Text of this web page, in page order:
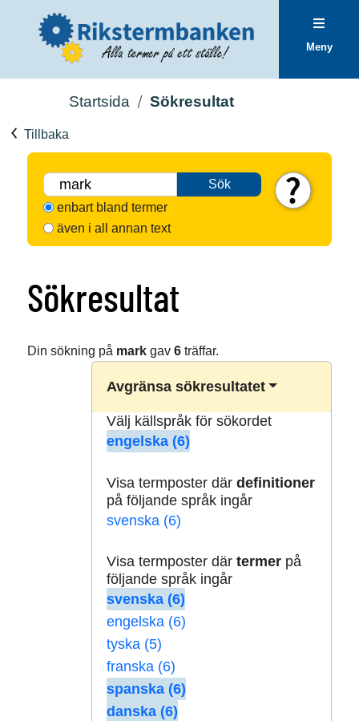
Meny
Startsida Sökresultat
Tillbaka
Sök
enbart bland termer
även i all annan text
Sökresultat
Din sökning på markgav 6träffar.
Avgränsa sökresultatet
Välj källspråk för sökordet
engelska (6)
Visa termposter där definitioner
på följande språk ingår
svenska (6)
Visa termposter där termerpå
följande språk ingår
svenska (6)
engelska (6)
tyska (5)
franska (6)
spanska (6)
danska (6)